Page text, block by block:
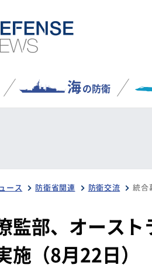
海の防衛
ース 防衛省関連 防衛交流
監部、オース
施（8月22日）